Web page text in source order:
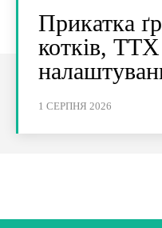
Прикатка
котків,
1 СЕРПНЯ 2026